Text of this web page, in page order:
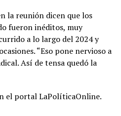
la reunión dicen que los
fueron inéditos, muy
a lo largo del 2024 y
“Eso pone nervioso a
Así de tensa quedó la
el portal LaPolíticaOnline.